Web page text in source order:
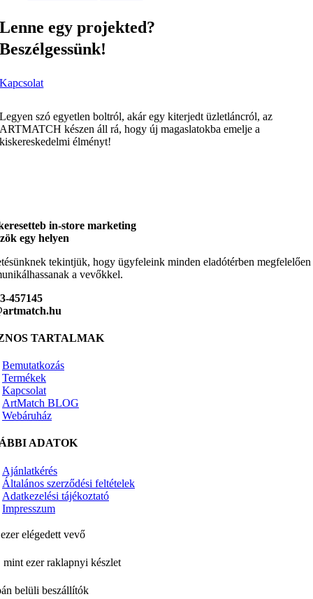
Lenne egy projekted?
Beszélgessünk!
Kapcsolat
Legyen szó egyetlen boltról, akár egy kiterjedt üzletláncról, az
ARTMATCH készen áll rá, hogy új magaslatokba emelje a
kiskereskedelmi élményt!
in-store marketing
egy helyen
tekintjük, hogy ügyfeleink minden eladótérben megfelelően
a vevőkkel.
457145
TARTALMAK
Bemutatkozás
Termékek
Kapcsolat
ArtMatch BLOG
Webáruház
ADATOK
Ajánlatkérés
Általános szerződési feltételek
Adatkezelési tájékoztató
Impresszum
elégedett vevő
mint ezer raklapnyi készlet
belüli beszállítók